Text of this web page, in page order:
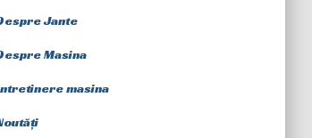
Jante
Masina
masina